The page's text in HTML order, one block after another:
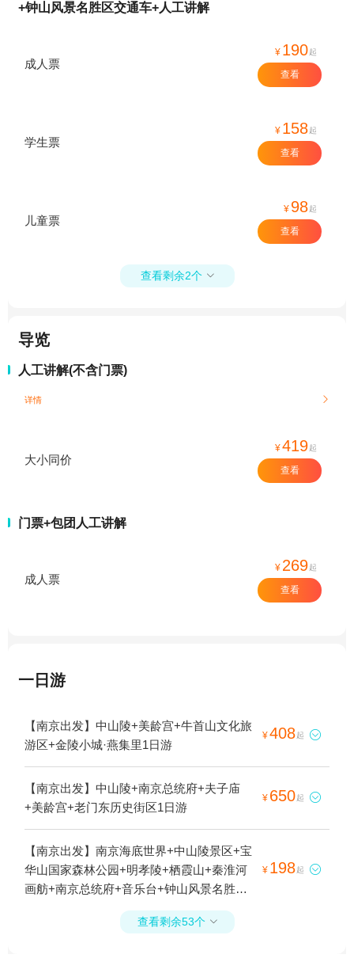
+钟山风景名胜区交通车+人工讲解
成人票
¥ 190起
查看
学生票
¥ 158起
查看
儿童票
¥ 98起
查看
查看剩余2个 
导览
人工讲解(不含门票)
详情 
大小同价
¥419起
查看
门票+包团人工讲解
成人票
¥ 269起
查看
一日游
【南京出发】中山陵+美龄宫+牛首山文化旅
游区+金陵小城·燕集里1日游
¥408起 
【南京出发】中山陵+南京总统府+夫子庙
+美龄宫+老门东历史街区1日游
¥ 650起 
【南京出发】南京海底世界+中山陵景区+宝
华山国家森林公园+明孝陵+栖霞山+秦淮河
画舫+南京总统府+音乐台+钟山风景名胜区
+美龄宫+太平天国历史博物馆(瞻园)+红山森
林动物园+牛首山文化旅游区+大报恩寺遗址
¥ 198起 
查看剩余53个 